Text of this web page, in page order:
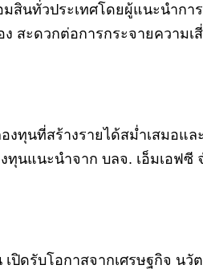
นทั่วประเทศโดยผู้แนะนำกา
สะดวกต่อการกระจายความ
ทุนที่สร้างรายได้สม่ำเสมอแ
แนะนำจาก บลจ. เอ็มเอฟซี
ปิดรับโอกาสจากเศรษฐกิจ